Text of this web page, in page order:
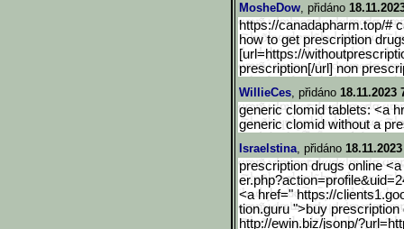
MosheDow, přidáno
https://canadapharm.top/#
how to get prescription
[url=https://withoutprescripti
prescription[/url] non
WillieCes, přidáno 18.11.2023
generic clomid tablets: <a
generic clomid without a
Israelstina, přidáno
prescription drugs online
<a href=" https://
tion.guru ">buy
http://ewin.biz/jsonp/?ur